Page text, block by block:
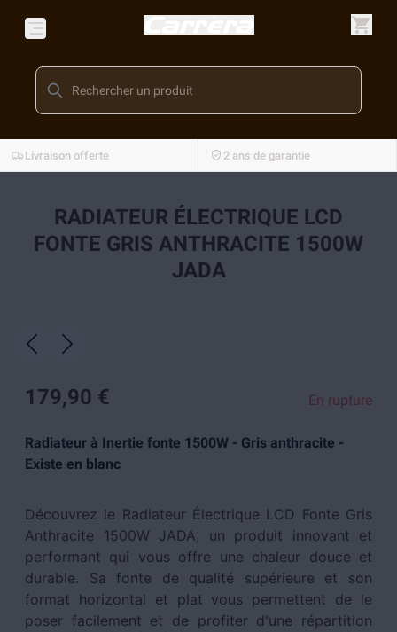
Livraison offerte 2 ans de garantie
RADIATEUR ÉLECTRIQUE LCD
FONTE GRIS ANTHRACITE 1500W
JADA
179,90 € En rupture
Radiateur à Inertie fonte 1500W - Gris anthracite -
Existe en blanc
Découvrez le Radiateur Électrique LCD Fonte Gris
Anthracite 1500W JADA, un produit innovant et
performant qui vous offre une chaleur douce et
durable. Sa fonte de qualité supérieure et son
format horizontal et plat vous permettent de le
poser facilement et de profiter d'une répartition